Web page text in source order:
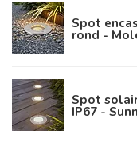
Spot
rond -
Spot
IP67 -